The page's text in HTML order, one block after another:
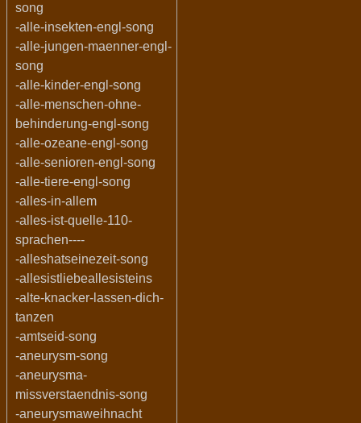
song
-alle-insekten-engl-song
-alle-jungen-maenner-engl-
song
-alle-kinder-engl-song
-alle-menschen-ohne-
behinderung-engl-song
-alle-ozeane-engl-song
-alle-senioren-engl-song
-alle-tiere-engl-song
-alles-in-allem
-alles-ist-quelle-110-
sprachen----
-alleshatseinezeit-song
-allesistliebeallesisteins
-alte-knacker-lassen-dich-
tanzen
-amtseid-song
-aneurysm-song
-aneurysma-
missverstaendnis-song
-aneurysmaweihnacht